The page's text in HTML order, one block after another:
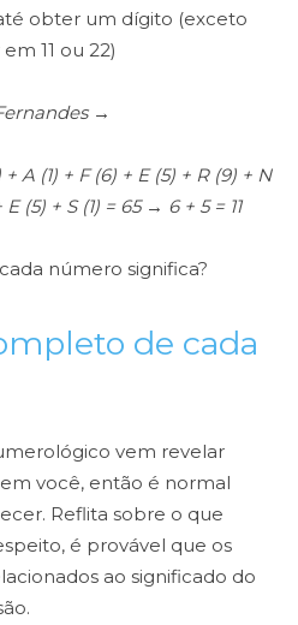
obter um dígito (exceto
11 ou 22)
→
A (1) + F (6) + E (5) + R (9) + N
(5) + S (1) = 65 → 6 + 5 = 11
número significa?
de cada
vem revelar
você, então é normal
Reflita sobre o que
é provável que os
ao significado do